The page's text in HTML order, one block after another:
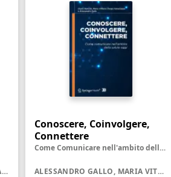
FRANCESCO BURRAI, VALENTINA MICHELUZZI
Conoscere, Coinvolgere,
Connettere
Come Comunicare nell'ambito della Salute oggi
ALESSANDRO GALLO, MARIA VITTORIA VERGA FALZACAPPA, GIULIA RANCATI